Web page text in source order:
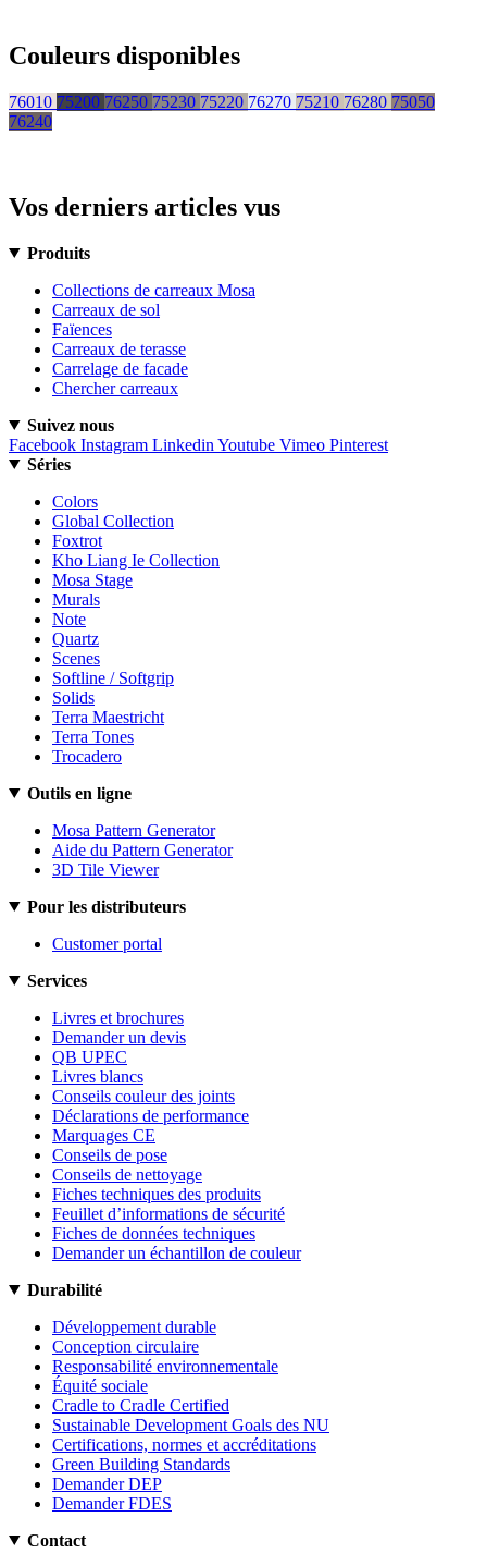
Couleurs disponibles
76010 75200 76250 75230 75220 76270 75210 76280 75050
76240
Vos derniers articles vus
Produits
Collections de carreaux Mosa
Carreaux de sol
Faïences
Carreaux de terasse
Carrelage de facade
Chercher carreaux
Suivez nous
Facebook Instagram Linkedin Youtube Vimeo Pinterest
Séries
Colors
Global Collection
Foxtrot
Kho Liang Ie Collection
Mosa Stage
Murals
Note
Quartz
Scenes
Softline / Softgrip
Solids
Terra Maestricht
Terra Tones
Trocadero
Outils en ligne
Mosa Pattern Generator
Aide du Pattern Generator
3D Tile Viewer
Pour les distributeurs
Customer portal
Services
Livres et brochures
Demander un devis
QB UPEC
Livres blancs
Conseils couleur des joints
Déclarations de performance
Marquages CE
Conseils de pose
Conseils de nettoyage
Fiches techniques des produits
Feuillet d’informations de sécurité
Fiches de données techniques
Demander un échantillon de couleur
Durabilité
Développement durable
Conception circulaire
Responsabilité environnementale
Équité sociale
Cradle to Cradle Certified
Sustainable Development Goals des NU
Certifications, normes et accréditations
Green Building Standards
Demander DEP
Demander FDES
Contact